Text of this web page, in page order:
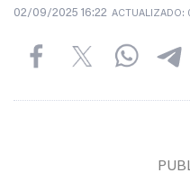
02/09/2025 16:22 ACTUALIZADO: